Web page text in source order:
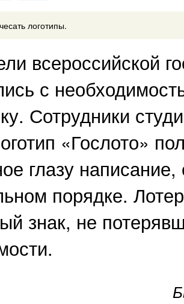
логотипы.
всероссийской
с
Сотрудники
«Гослото»
глазу
порядке.
знак, не